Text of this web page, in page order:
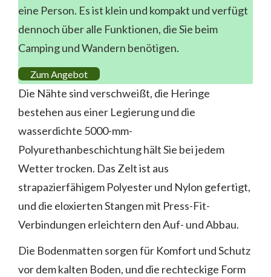
eine Person. Es ist klein und kompakt und verfügt
dennoch über alle Funktionen, die Sie beim
Camping und Wandern benötigen.
Zum Angebot
Die Nähte sind verschweißt, die Heringe
bestehen aus einer Legierung und die
wasserdichte 5000-mm-
Polyurethanbeschichtung hält Sie bei jedem
Wetter trocken. Das Zelt ist aus
strapazierfähigem Polyester und Nylon gefertigt,
und die eloxierten Stangen mit Press-Fit-
Verbindungen erleichtern den Auf- und Abbau.
Die Bodenmatten sorgen für Komfort und Schutz
vor dem kalten Boden, und die rechteckige Form